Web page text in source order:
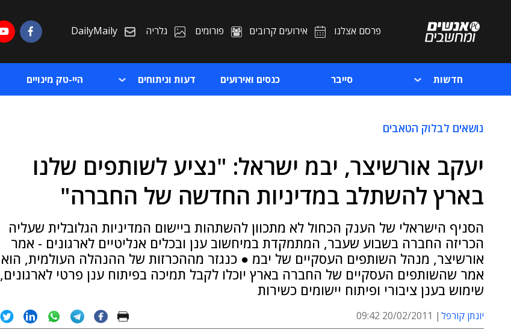
פרסם אצלנו אירועים קרובים פורומים גלריה DailyMaily
חדשות סייבר כנסים ואירועים דעות וניתוחים היי-טק מינויים
נושאים לבלוק הטאבים
יעקב אורשיצר, יבמ ישראל: "נציע לשותפים שלנו
בארץ להשתלב במדיניות החדשה של החברה"
הסניף הישראלי של הענק הכחול לא מתכוון להשתהות ביישום המדיניות הגלובלית שעליה
הכריזה החברה בשבוע שעבר, המתמקדת במיחשוב ענן ובכלים אנליטיים לארגונים - אמר
אורשיצר, מנהל השותפים העסקיים של יבמ ● כנגזר מההכרזות של ההנהלה העולמית, הוא
אמר שהשותפים העסקיים של החברה בארץ יוכלו לקבל תמיכה בפיתוח ענן פרטי לארגונים,
שימוש בענן ציבורי ופיתוח יישומים כשירות
יונתן קורפל 20/02/2011 09:42